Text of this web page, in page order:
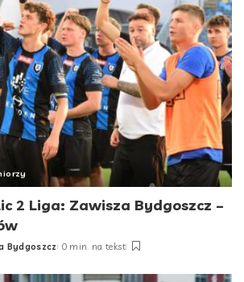
2 Liga: Zawisza Bydgoszcz –
Bydgoszcz 0 min. na tekst